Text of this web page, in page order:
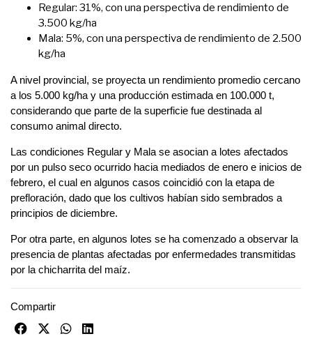
Regular: 31%, con una perspectiva de rendimiento de
3.500 kg/ha
Mala: 5%, con una perspectiva de rendimiento de 2.500
kg/ha
A nivel provincial, se proyecta un rendimiento promedio cercano
a los 5.000 kg/ha y una producción estimada en 100.000 t,
considerando que parte de la superficie fue destinada al
consumo animal directo.
Las condiciones Regular y Mala se asocian a lotes afectados
por un pulso seco ocurrido hacia mediados de enero e inicios de
febrero, el cual en algunos casos coincidió con la etapa de
prefloración, dado que los cultivos habían sido sembrados a
principios de diciembre.
Por otra parte, en algunos lotes se ha comenzado a observar la
presencia de plantas afectadas por enfermedades transmitidas
por la chicharrita del maíz.
Compartir